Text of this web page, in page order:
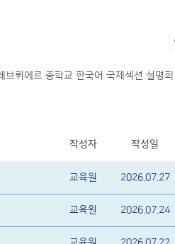
작성자 작성일
교육원 2026.07.27
교육원 2026.07.24